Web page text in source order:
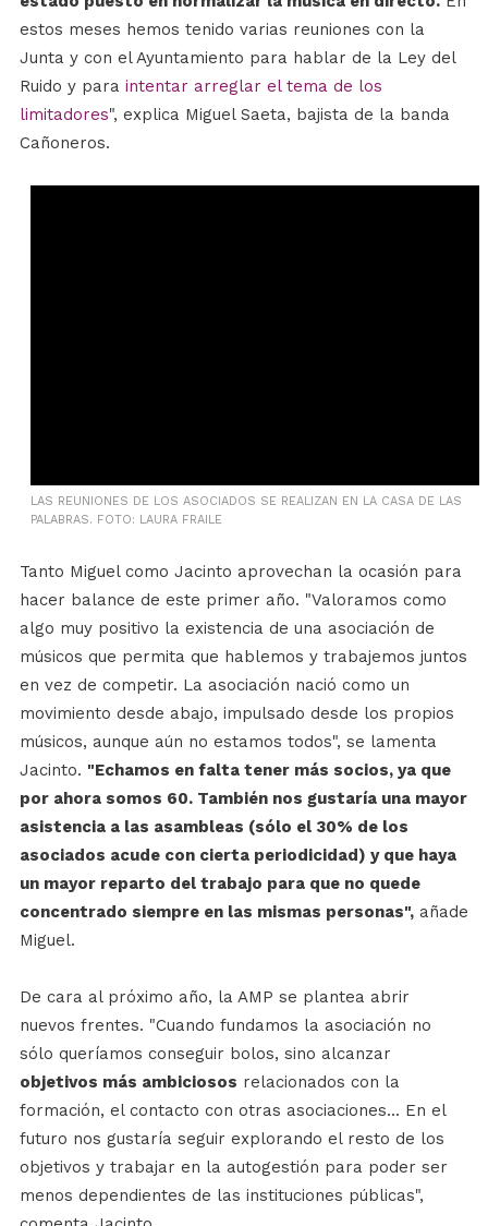
estos meses hemos tenido varias reuniones con la
Junta y con el Ayuntamiento para hablar de la Ley del
Ruido y para intentar arreglar el tema de los
limitadores", explica Miguel Saeta, bajista de la banda
Cañoneros.
LAS REUNIONES DE LOS ASOCIADOS SE REALIZAN EN LA CASA DE LAS
PALABRAS. FOTO: LAURA FRAILE
Tanto Miguel como Jacinto aprovechan la ocasión para
hacer balance de este primer año. "Valoramos como
algo muy positivo la existencia de una asociación de
músicos que permita que hablemos y trabajemos juntos
en vez de competir. La asociación nació como un
movimiento desde abajo, impulsado desde los propios
músicos, aunque aún no estamos todos", se lamenta
Jacinto. "Echamos en falta tener más socios, ya que
por ahora somos 60. También nos gustaría una mayor
asistencia a las asambleas (sólo el 30% de los
asociados acude con cierta periodicidad) y que haya
un mayor reparto del trabajo para que no quede
concentrado siempre en las mismas personas",añade
Miguel.
De cara al próximo año, la AMP se plantea abrir
nuevos frentes. "Cuando fundamos la asociación no
sólo queríamos conseguir bolos, sino alcanzar
objetivos más ambiciosos relacionados con la
formación, el contacto con otras asociaciones... En el
futuro nos gustaría seguir explorando el resto de los
objetivos y trabajar en la autogestión para poder ser
menos dependientes de las instituciones públicas",